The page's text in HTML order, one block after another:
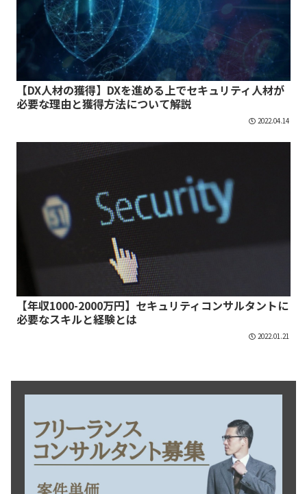
【DX人材の獲得】DXを進める上でセキュリティ人材が
必要な理由と獲得方法について解説
2022.04.14
【年収1000-2000万円】セキュリティコンサルタントに
必要なスキルと経験とは
2022.01.21